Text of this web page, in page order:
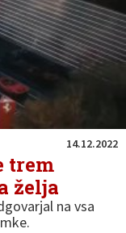
14.12.2022
trem
želja
na vsa